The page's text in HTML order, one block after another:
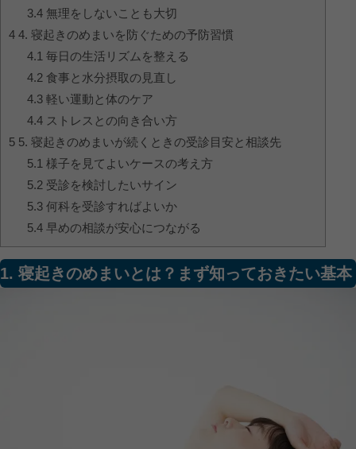
3.4無理をしないことも大切
4 4. 寝起きのめまいを防ぐための予防習慣
4.1 毎日の生活リズムを整える
4.2食事と水分摂取の見直し
4.3軽い運動と体のケア
4.4ストレスとの向き合い方
5 5. 寝起きのめまいが続くときの受診目安と相談先
5.1 様子を見てよいケースの考え方
5.2受診を検討したいサイン
5.3何科を受診すればよいか
5.4早めの相談が安心につながる
1. 寝起きのめまいとは？まず知っておきたい基本